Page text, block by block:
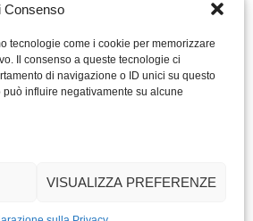
Consenso
tecnologie come i cookie per memorizzare
Il consenso a queste tecnologie ci
di navigazione o ID unici su questo
influire negativamente su alcune
VISUALIZZA PREFERENZE